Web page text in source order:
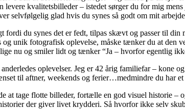
levere kvalitetsbilleder – istedet sørger du for mig
selvfølgelig glad hvis du synes så godt om mit
fordi du synes det er fedt, tilpas skævt og passer til
unik fotografisk oplevelse, måske tænker du at den
nu og smiler lidt og tænker “Ja – hvorfor egentlig
oplevelser. Jeg er 42 årig familiefar – kone
til aftner, weekends og ferier…medmindre du har
at tage flotte billeder, fortælle en god visuel historie –
der giver livet krydderi. Så hvorfor ikke selv